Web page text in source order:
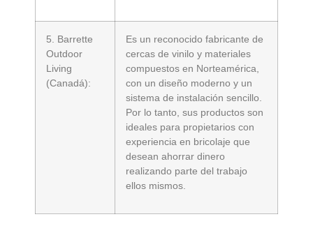
5. Barrette
Outdoor
Living
(Canadá):
Es un reconocido fabricante de
cercas de vinilo y materiales
compuestos en Norteamérica,
con un diseño moderno y un
sistema de instalación sencillo.
Por lo tanto, sus productos son
ideales para propietarios con
experiencia en bricolaje que
desean ahorrar dinero
realizando parte del trabajo
ellos mismos.